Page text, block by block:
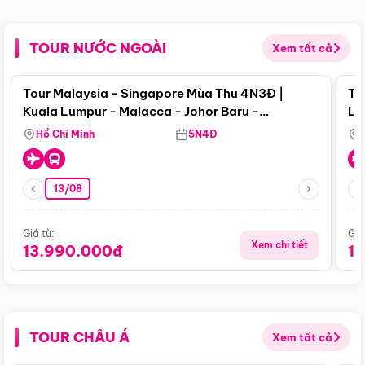
TOUR NƯỚC NGOÀI Xem tất cả
Điểm nổi bật
Tour Malaysia - Singapore Mùa Thu 4N3Đ |
Kuala Lumpur - Malacca - Johor Baru -
Singapore
Hồ Chí Minh 5N4Đ
13/08
Giá từ:
13.990.000đ Xem chi tiết
TOUR CHÂU Á Xem tất cả
Điểm nổi bật